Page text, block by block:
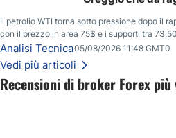
Recensioni di broker Forex
Il petrolio WTI torna sotto pressione dopo il
con il prezzo in area 75$ e i supporti tra
ribasso potrà estendersi verso quota 70$.
Analisi Tecnica05/08/2026 11:48 GMT0
Vedi più articoli